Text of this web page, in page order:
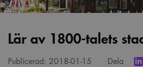
Lär av 1800-talets
Publicerad: 2018-01-15 Dela